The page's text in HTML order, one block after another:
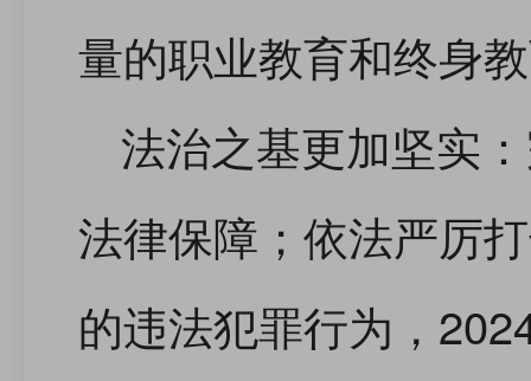
量的职业教育和终身
法治之基更加坚实
法律保障；依法严厉
的违法犯罪行为，